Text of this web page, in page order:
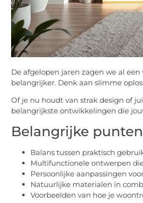
De afgelopen jaren zagen we al
belangrijker. Denk aan slimme
Of je nu houdt van strak design of
belangrijkste ontwikkelingen die
Belangrijke punten
Balans tussen praktisch
Multifunctionele ontwerpen
Persoonlijke aanpassingen
Natuurlijke materialen in
Voorbeelden van hoe je